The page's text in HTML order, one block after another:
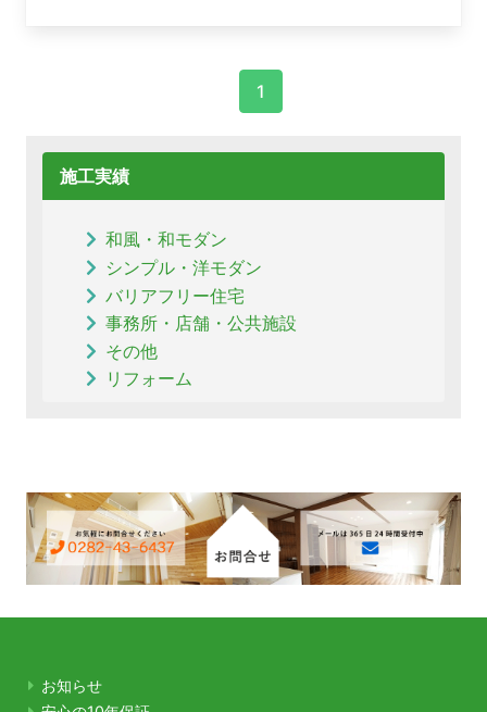
1
施工実績
和風・和モダン
シンプル・洋モダン
バリアフリー住宅
事務所・店舗・公共施設
その他
リフォーム
お知らせ